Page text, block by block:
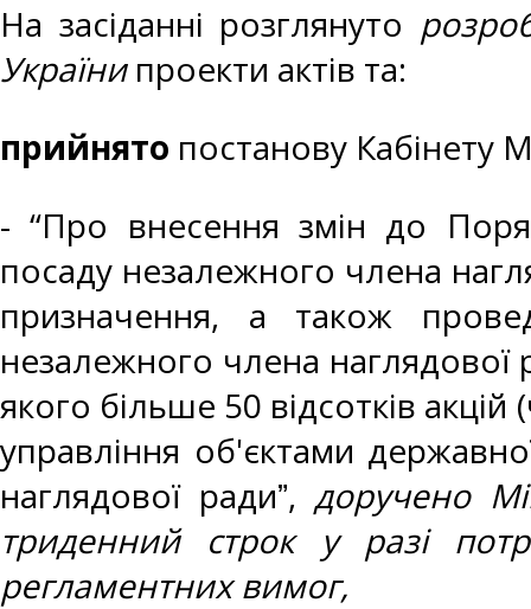
На засіданні розглянуто
Українипроекти актів та:
прийнято постанову Кабінету
- “Про внесення змін до
посаду незалежного члена
призначення, а також
незалежного члена наглядової
якого більше 50 відсотків
управління об'єктами
наглядової радиˮ,доручено
триденний строк у разі
регламентних вимог,